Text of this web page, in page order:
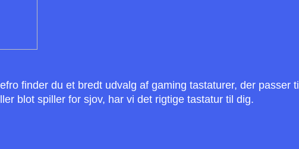
finder du et bredt udvalg af gaming tastaturer, der passer til
blot spiller for sjov, har vi det rigtige tastatur til dig.